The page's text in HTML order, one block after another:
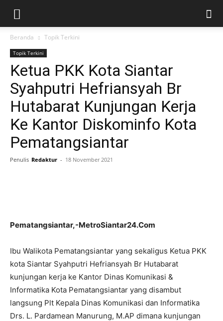
Beranda Topik Terkini
Topik Terkini
Ketua PKK Kota Siantar
Syahputri Hefriansyah Br
Hutabarat Kunjungan Kerja
Ke Kantor Diskominfo Kota
Pematangsiantar
Penulis Redaktur - 18 November 2021
Pematangsiantar,-MetroSiantar24.Com
Ibu Walikota Pematangsiantar yang sekaligus Ketua PKK
kota Siantar Syahputri Hefriansyah Br Hutabarat
kunjungan kerja ke Kantor Dinas Komunikasi &
Informatika Kota Pematangsiantar yang disambut
langsung Plt Kepala Dinas Komunikasi dan Informatika
Drs. L. Pardamean Manurung, M.AP dimana kunjungan